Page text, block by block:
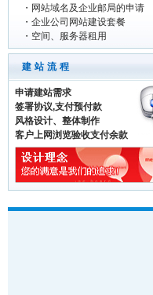
・ 网站域名及企业邮局的申请
・ 企业公司网站建设套餐
・ 空间、服务器租用
建站流程
申请建站需求
签署协议,支付预付款
风格设计、整体制作
客户上网浏览验收支付余款